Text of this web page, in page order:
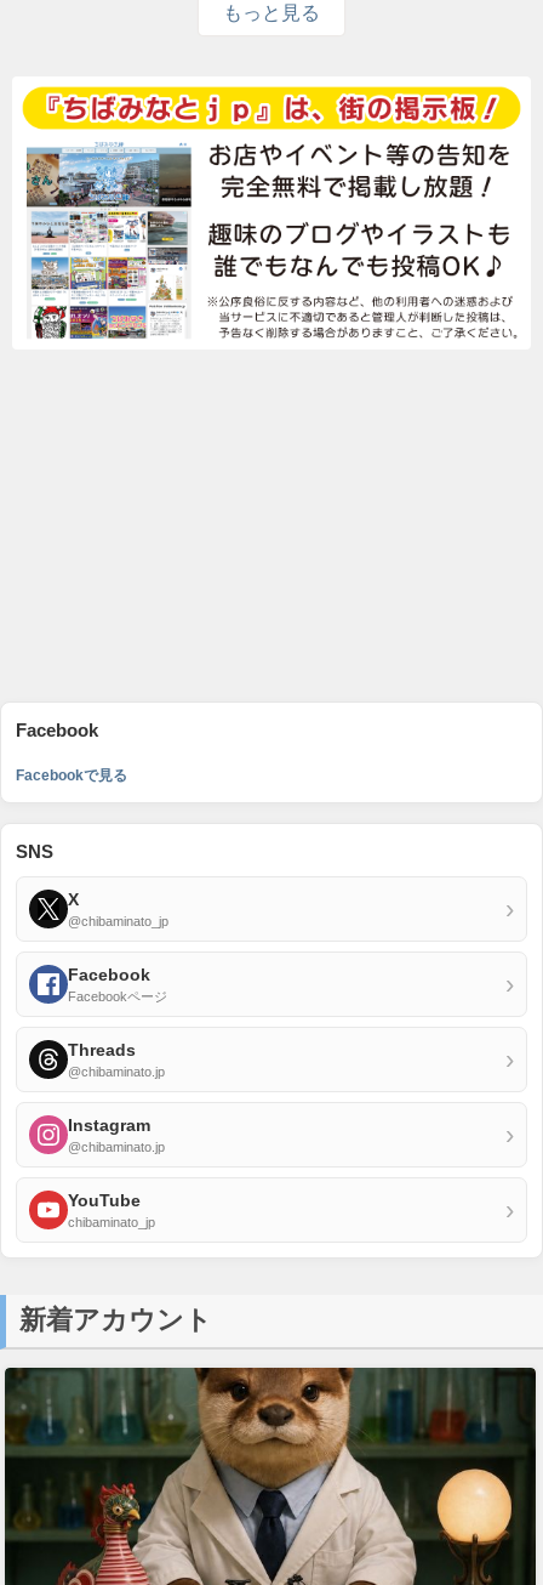
もっと見る
Facebook
Facebookで見る
SNS
X
@chibaminato_jp ›
Facebook
Facebookページ ›
Threads
@chibaminato.jp ›
Instagram
@chibaminato.jp ›
YouTube
chibaminato_jp ›
新着アカウント